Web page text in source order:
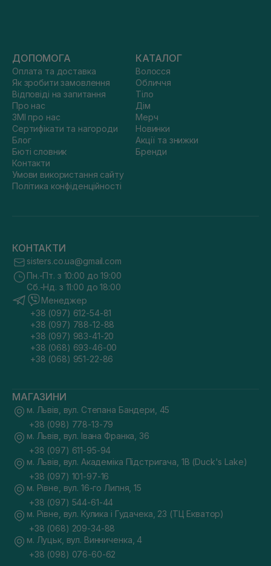
ДОПОМОГА
Оплата та доставка
Як зробити замовлення
Відповіді на запитання
Про нас
ЗМІ про нас
Сертифікати та нагороди
Блог
Бюті словник
Контакти
Умови використання сайту
Політика конфіденційності
КАТАЛОГ
Волосся
Обличчя
Тіло
Дім
Мерч
Новинки
Акції та знижки
Бренди
КОНТАКТИ
sisters.co.ua@gmail.com
Пн.-Пт. з 10:00 до 19:00
Сб.-Нд. з 11:00 до 18:00
Менеджер
+38 (097) 612-54-81
+38 (097) 788-12-88
+38 (097) 983-41-20
+38 (068) 693-46-00
+38 (068) 951-22-86
МАГАЗИНИ
м. Львів, вул. Степана Бандери, 45
+38 (098) 778-13-79
м. Львів, вул. Івана Франка, 36
+38 (097) 611-95-94
м. Львів, вул. Академіка Підстригача, 1В (Duck's Lake)
+38 (097) 101-97-16
м. Рівне, вул. 16-го Липня, 15
+38 (097) 544-61-44
м. Рівне, вул. Кулика і Гудачека, 23 (ТЦ Екватор)
+38 (068) 209-34-88
м. Луцьк, вул. Винниченка, 4
+38 (098) 076-60-62